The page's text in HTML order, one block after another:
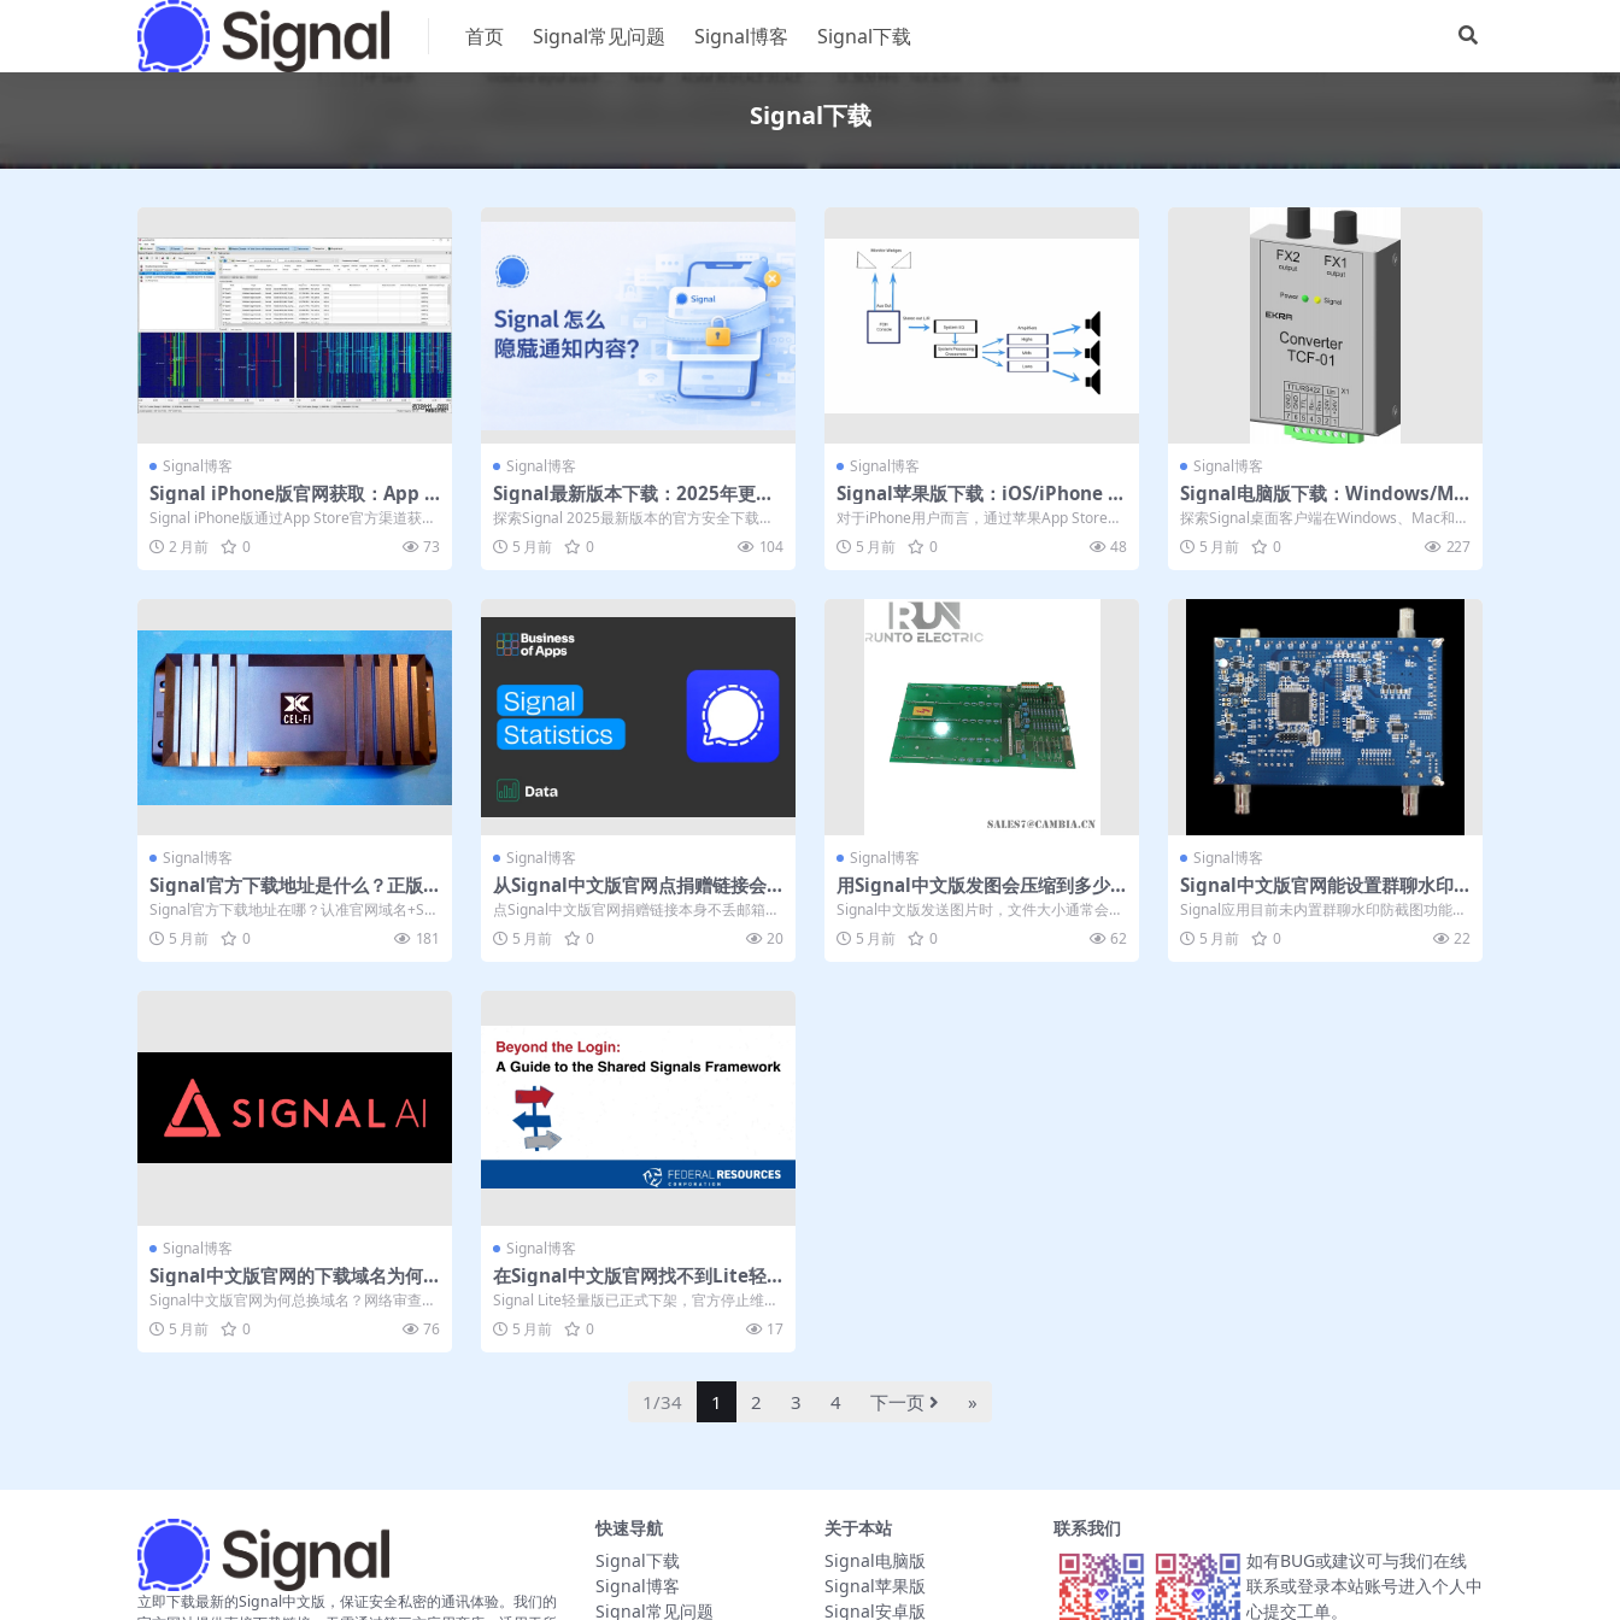
首页 Signal常见问题 Signal博客 Signal下载
Signal下载
Signal博客
Signal iPhone版官网获取：App S
tore下载与国区账号切换技巧
Signal iPhone版通过App Store官方渠道获
取，采用端到端加密与...
2 月前 0 73
Signal博客
Signal最新版本下载：2025年更新
功能与安装指南
探索Signal 2025最新版本的官方安全下载途
径与详细安装指引。本次更新重磅...
5 月前 0 104
Signal博客
Signal苹果版下载：iOS/iPhone A
pp Store下载步骤
对于iPhone用户而言，通过苹果App Store下
载Signal是确保安全与...
5 月前 0 48
Signal博客
Signal电脑版下载：Windows/Ma
c/Linux桌面客户端安装教程
探索Signal桌面客户端在Windows、Mac和Li
nux系统上的安全下载与...
5 月前 0 227
Signal博客
Signal官方下载地址是什么？正版
安装包安全获取指南
Signal官方下载地址在哪？认准官网域名+SH
A256校验+开发者签名，三步锁...
5 月前 0 181
Signal博客
从Signal中文版官网点捐赠链接会
暴露我的PayPal邮箱吗
点Signal中文版官网捐赠链接本身不丢邮箱，
真正的泄露藏在PayPal付款页默...
5 月前 0 20
Signal博客
用Signal中文版发图会压缩到多少K
以下
Signal中文版发送图片时，文件大小通常会被
压缩至300KB以下，这是其隐私保...
5 月前 0 62
Signal博客
Signal中文版官网能设置群聊水印
防截图吗
Signal应用目前未内置群聊水印防截图功能，
其核心隐私保护依赖于端到端加密技术...
5 月前 0 22
Signal博客
Signal中文版官网的下载域名为何
三天两头更换
Signal中文版官网为何总换域名？网络审查、
版权投诉与反垃圾策略多重夹击，团队...
5 月前 0 76
Signal博客
在Signal中文版官网找不到Lite轻
量版是下架了吗
Signal Lite轻量版已正式下架，官方停止维护
并推荐用户迁移至完整版应用。...
5 月前 0 17
1/34 1 2 3 4 下一页 »
立即下载最新的Signal中文版，保证安全私密的通讯体验。我们的
快速导航
Signal下载
Signal博客
Signal常见问题
关于本站
Signal电脑版
Signal苹果版
Signal安卓版
联系我们
如有BUG或建议可与我们在线
联系或登录本站账号进入个人中
心提交工单。